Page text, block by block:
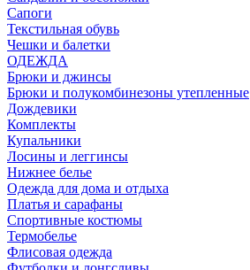
Сапоги
Текстильная обувь
Чешки и балетки
ОДЕЖДА
Брюки и джинсы
Брюки и полукомбинезоны утепленные
Дождевики
Комплекты
Купальники
Лосины и леггинсы
Нижнее белье
Одежда для дома и отдыха
Платья и сарафаны
Спортивные костюмы
Термобелье
Флисовая одежда